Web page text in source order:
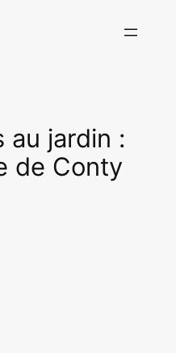
au jardin :
de Conty